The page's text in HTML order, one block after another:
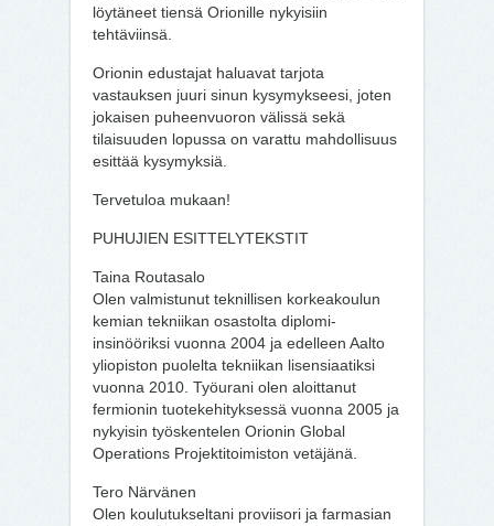
löytäneet tiensä Orionille nykyisiin
tehtäviinsä.
Orionin edustajat haluavat tarjota
vastauksen juuri sinun kysymykseesi, joten
jokaisen puheenvuoron välissä sekä
tilaisuuden lopussa on varattu mahdollisuus
esittää kysymyksiä.
Tervetuloa mukaan!
PUHUJIEN ESITTELYTEKSTIT
Taina Routasalo
Olen valmistunut teknillisen korkeakoulun
kemian tekniikan osastolta diplomi-
insinööriksi vuonna 2004 ja edelleen Aalto
yliopiston puolelta tekniikan lisensiaatiksi
vuonna 2010. Työurani olen aloittanut
fermionin tuotekehityksessä vuonna 2005 ja
nykyisin työskentelen Orionin Global
Operations Projektitoimiston vetäjänä.
Tero Närvänen
Olen koulutukseltani proviisori ja farmasian